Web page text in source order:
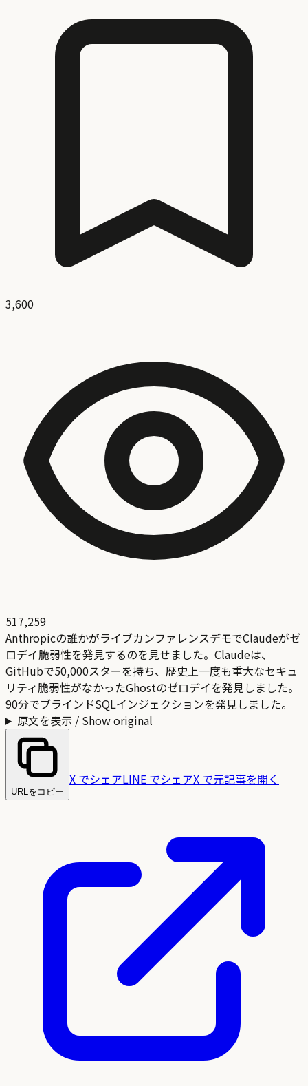
3,600
517,259
Anthropicの誰かがライブカンファレンスデモでClaudeがゼ
ロデイ脆弱性を発見するのを見せました。Claudeは、
GitHubで50,000スターを持ち、歴史上一度も重大なセキュ
リティ脆弱性がなかったGhostのゼロデイを発見しました。
90分でブラインドSQLインジェクションを発見しました。
原文を表示 / Show original
URLをコピー
X でシェアLINE でシェアX で元記事を開く